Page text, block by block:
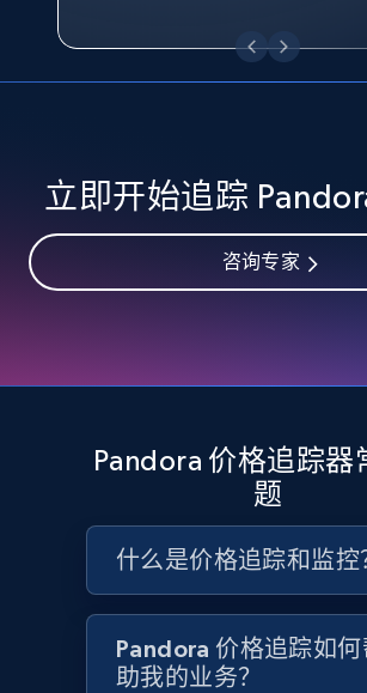
Seller reviews, Breadcrumbs, Root
more.
URL, Product id, Title, Product
Google Shopping - collects
web using keywords
URL, Product id, Title, Product
Rating, Reviews count, Images,
立即开始追踪
咨询专家
Pandora 价格追踪器
题
什么是价格追踪和监控
Pandora 价格追踪如何
助我的业务？